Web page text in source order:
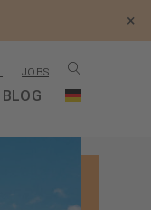
×
JOBS
BLOG